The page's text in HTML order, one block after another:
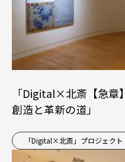
「Digital×北斎【急章
創造と革新の道」
「Digital×北斎」プロジェクト